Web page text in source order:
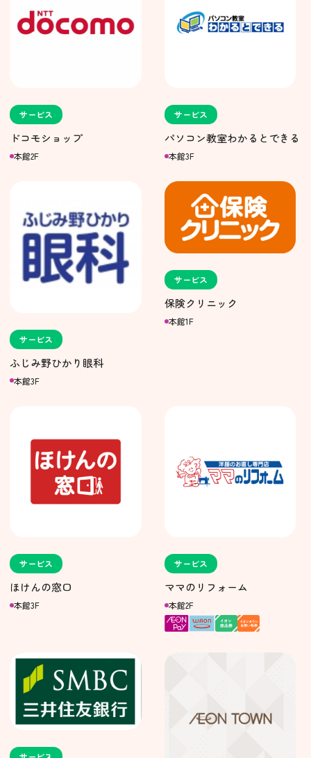
サービス
ドコモショップ
本館2F
サービス
パソコン教室わかるとできる
本館3F
サービス
ふじみ野ひかり眼科
本館3F
サービス
保険クリニック
本館1F
サービス
ほけんの窓口
本館3F
サービス
ママのリフォーム
本館2F